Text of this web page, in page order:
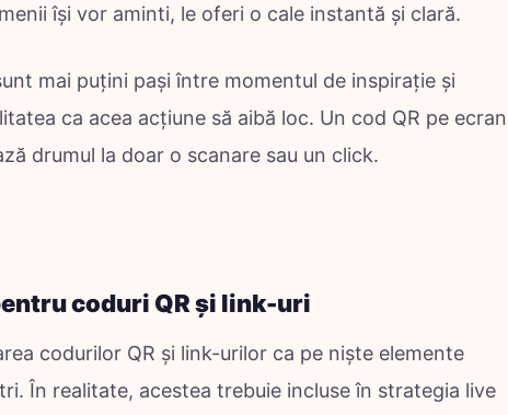
își vor aminti, le oferi o cale instantă și clară.
mai puțini pași între momentul de inspirație și
ca acea acțiune să aibă loc. Un cod QR pe ecran
drumul la doar o scanare sau un click.
coduri QR și link-uri
codurilor QR și link-urilor ca pe niște elemente
În realitate, acestea trebuie incluse în strategia live